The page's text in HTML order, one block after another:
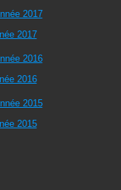
2017
2016
2015